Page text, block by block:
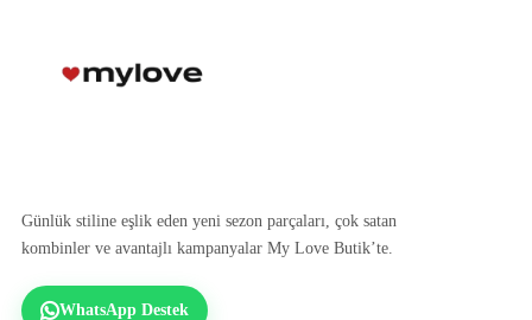
Günlük stiline eşlik eden yeni sezon parçaları, çok satan
kombinler ve avantajlı kampanyalar My Love Butik’te.
WhatsApp Destek